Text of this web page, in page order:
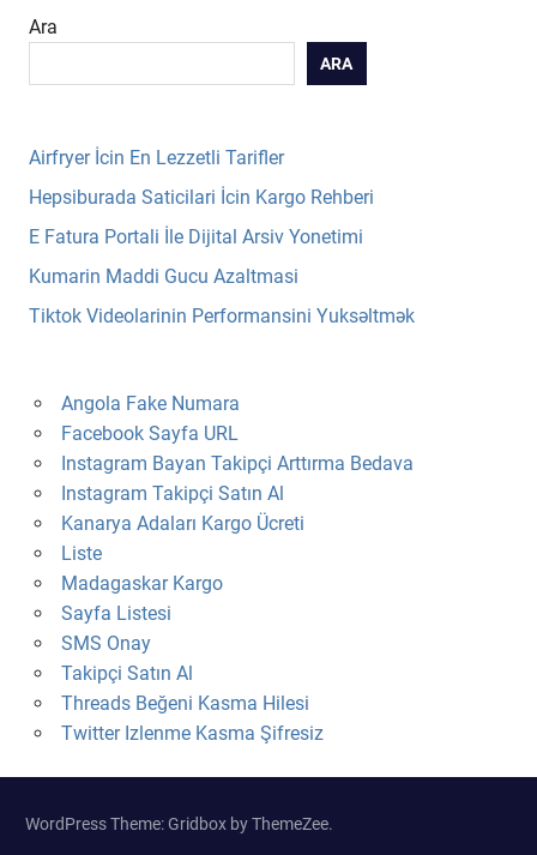
Ara
ARA
Airfryer İcin En Lezzetli Tarifler
Hepsiburada Saticilari İcin Kargo Rehberi
E Fatura Portali İle Dijital Arsiv Yonetimi
Kumarin Maddi Gucu Azaltmasi
Tiktok Videolarinin Performansini Yuksəltmək
Angola Fake Numara
Facebook Sayfa URL
Instagram Bayan Takipçi Arttırma Bedava
Instagram Takipçi Satın Al
Kanarya Adaları Kargo Ücreti
Liste
Madagaskar Kargo
Sayfa Listesi
SMS Onay
Takipçi Satın Al
Threads Beğeni Kasma Hilesi
Twitter Izlenme Kasma Şifresiz
WordPress Theme: Gridbox by ThemeZee.